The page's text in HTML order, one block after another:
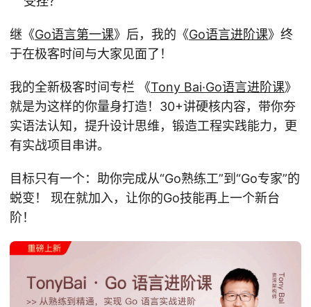
继《Go语言第一课》后，我的《Go语言进阶课》终
于在极客时间与大家见面了！
我的全新极客时间专栏 《Tony Bai·Go语言进阶课》
就是为这样的你量身打造！30+讲硬核内容，带你夯
实语法认知，提升设计思维，锻造工程实践能力，更
有实战项目串讲。
目标只有一个：助你完成从“Go熟练工”到“Go专家”的
蜕变！ 现在就加入，让你的Go技能再上一个新台
阶！